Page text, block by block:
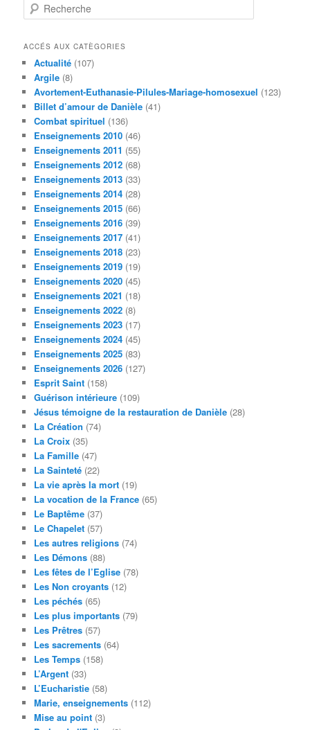
e
h
c
h
e
ACCÉS AUX CATÈGORIES
Actualité (107)
Argile (8)
Avortement-Euthanasie-Pilules-Mariage-homosexuel (123)
Billet d’amour de Danièle (41)
Combat spirituel (136)
Enseignements 2010 (46)
Enseignements 2011 (55)
Enseignements 2012 (68)
Enseignements 2013 (33)
Enseignements 2014 (28)
Enseignements 2015 (66)
Enseignements 2016 (39)
Enseignements 2017 (41)
Enseignements 2018 (23)
Enseignements 2019 (19)
Enseignements 2020 (45)
Enseignements 2021 (18)
Enseignements 2022 (8)
Enseignements 2023 (17)
Enseignements 2024 (45)
Enseignements 2025 (83)
Enseignements 2026 (127)
Esprit Saint (158)
Guérison intérieure (109)
Jésus témoigne de la restauration de Danièle (28)
La Création (74)
La Croix (35)
La Famille (47)
La Sainteté (22)
La vie après la mort (19)
La vocation de la France (65)
Le Baptême (37)
Le Chapelet (57)
Les autres religions (74)
Les Démons (88)
Les fêtes de l’Eglise (78)
Les Non croyants (12)
Les péchés (65)
Les plus importants (79)
Les Prêtres (57)
Les sacrements (64)
Les Temps (158)
L’Argent (33)
L’Eucharistie (58)
Marie, enseignements (112)
Mise au point (3)